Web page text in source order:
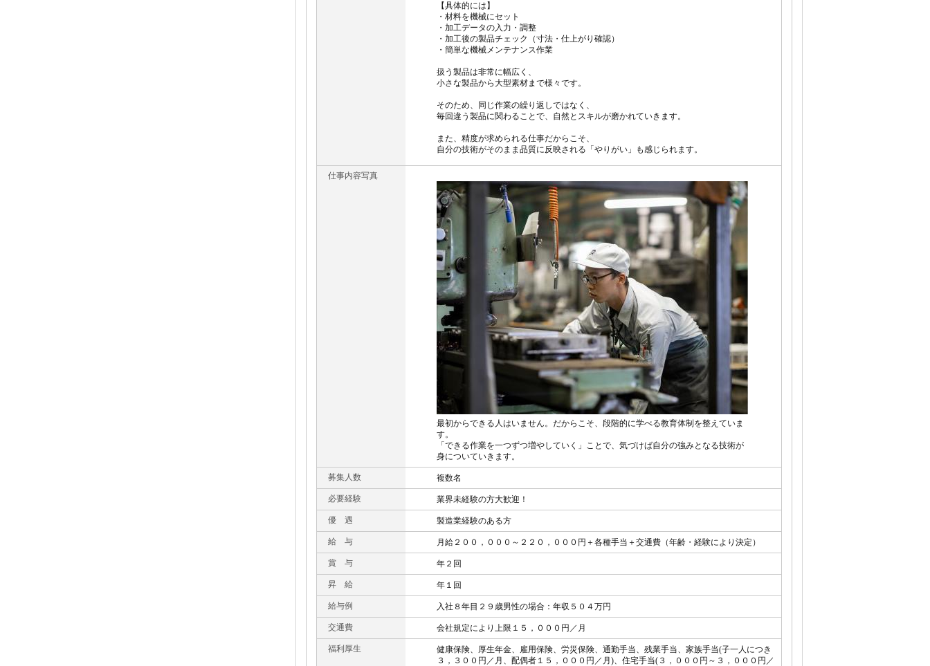
【具体的には】
・材料を機械にセット
・加工データの入力・調整
・加工後の製品チェック（寸法・仕上がり確認）
・簡単な機械メンテナンス作業
扱う製品は非常に幅広く、
小さな製品から大型素材まで様々です。
そのため、同じ作業の繰り返しではなく、
毎回違う製品に関わることで、自然とスキルが磨かれていきます。
また、精度が求められる仕事だからこそ、
自分の技術がそのまま品質に反映される「やりがい」も感じられます。
仕事内容写真
最初からできる人はいません。だからこそ、段階的に学べる教育体制を整えていま
す。
「できる作業を一つずつ増やしていく」ことで、気づけば自分の強みとなる技術が
身についていきます。
募集人数 複数名
必要経験 業界未経験の方大歓迎！
優 遇 製造業経験のある方
給 与 月給２００，０００～２２０，０００円＋各種手当＋交通費（年齢・経験により決定）
賞 与 年２回
昇 給 年１回
給与例 入社８年目２９歳男性の場合：年収５０４万円
交通費 会社規定により上限１５，０００円／月
福利厚生
健康保険、厚生年金、雇用保険、労災保険、通勤手当、残業手当、家族手当(子一人につき
３，３００円／月、配偶者１５，０００円／月)、住宅手当(３，０００円～３，０００円／